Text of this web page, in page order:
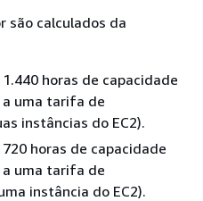
são calculados da
horas de capacidade
uma tarifa de
instâncias do EC2).
horas de capacidade
uma tarifa de
instância do EC2).